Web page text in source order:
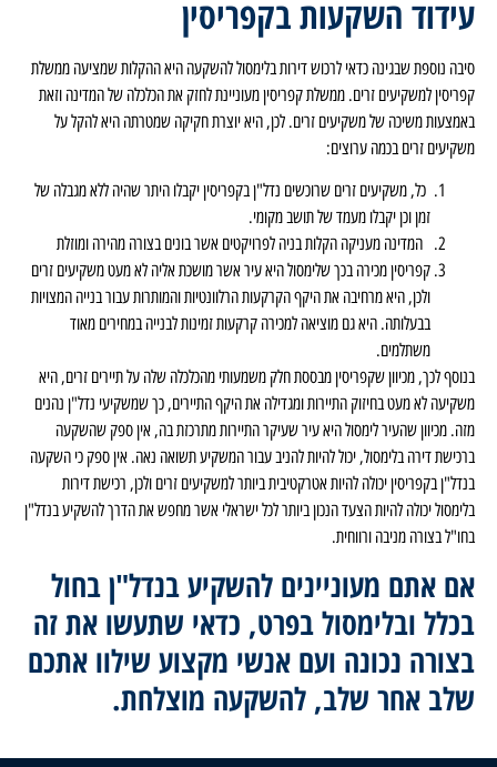
עידוד השקעות בקפריסין
סיבה נוספת שבגינה כדאי לרכוש דירות בלימסול להשקעה היא ההקלות שמציעה ממשלת
קפריסין למשקיעים זרים. ממשלת קפריסין מעוניינת לחזק את הכלכלה של המדינה וזאת
באמצעות משיכה של משקיעים זרים. לכן, היא יוצרת חקיקה שמטרתה היא להקל על
משקיעים זרים בכמה ערוצים:
כל, משקיעים זרים שרוכשים נדל"ן בקפריסין יקבלו היתר שהיה ללא מגבלה של
זמן וכן יקבלו מעמד של תושב מקומי.
המדינה מעניקה הקלות בניה לפרויקטים אשר בונים בצורה מהירה ומוזלת
קפריסין מכירה בכך שלימסול היא עיר אשר מושכת אליה לא מעט משקיעים זרים
ולכן, היא מרחיבה את היקף הקרקעות הרלוונטיות והמותרות עבור בנייה המצויות
בבעלותה. היא גם מוציאה למכירה קרקעות זמינות לבנייה במחירים מאוד
משתלמים.
בנוסף לכך, מכיוון שקפריסין מבססת חלק משמעותי מהכלכלה שלה על תיירים זרים, היא
משקיעה לא מעט בחיזוק התיירות ומגדילה את היקף התיירים, כך שמשקיעי נדל"ן נהנים
מזה. מכיוון שהעיר לימסול היא עיר שעיקר התיירות מתרכזת בה, אין ספק שהשקעה
ברכישת דירה בלימסול, יכול להיות להניב עבור המשקיע תשואה נאה. אין ספק כי השקעה
בנדל"ן בקפריסין יכולה להיות אטרקטיבית ביותר למשקיעים זרים ולכן, רכישת דירות
בלימסול יכולה להיות הצעד הנכון ביותר לכל ישראלי אשר מחפש את הדרך להשקיע בנדל"ן
בחו"ל בצורה מניבה ורווחית.
אם אתם מעוניינים להשקיע בנדל"ן בחול
בכלל ובלימסול בפרט, כדאי שתעשו את זה
בצורה נכונה ועם אנשי מקצוע שילוו אתכם
שלב אחר שלב, להשקעה מוצלחת.